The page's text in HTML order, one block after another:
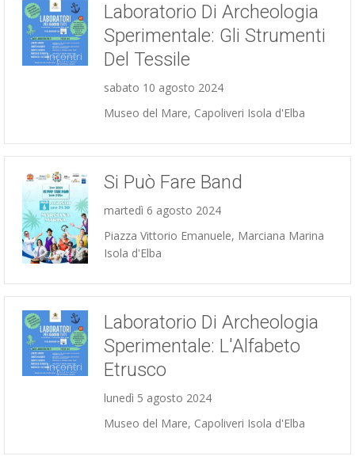
Incontri
Laboratorio Di Archeologia
Sperimentale: Gli Strumenti
Del Tessile
sabato 10 agosto 2024
Museo del Mare, Capoliveri Isola d'Elba
Concerti
Si Può Fare Band
martedì 6 agosto 2024
Piazza Vittorio Emanuele, Marciana Marina
Isola d'Elba
Incontri
Laboratorio Di Archeologia
Sperimentale: L'Alfabeto
Etrusco
lunedì 5 agosto 2024
Museo del Mare, Capoliveri Isola d'Elba